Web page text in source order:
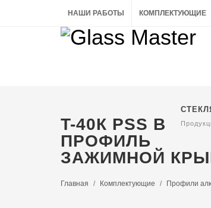
НАШИ РАБОТЫ КОМПЛЕКТУЮЩИЕ
T-40К PSS B
ПРОФИЛЬ
ЗАЖИМНОЙ
Главная Комплектующие Профили